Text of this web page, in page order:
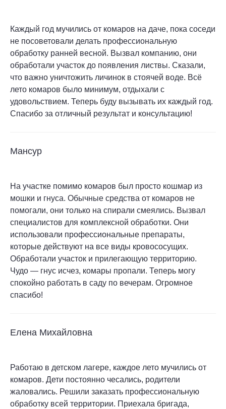
Каждый год мучились от комаров на даче, пока соседи
не посоветовали делать профессиональную
обработку ранней весной. Вызвал компанию, они
обработали участок до появления листвы. Сказали,
что важно уничтожить личинок в стоячей воде. Всё
лето комаров было минимум, отдыхали с
удовольствием. Теперь буду вызывать их каждый год.
Спасибо за отличный результат и консультацию!
Мансур
На участке помимо комаров был просто кошмар из
мошки и гнуса. Обычные средства от комаров не
помогали, они только на спирали смеялись. Вызвал
специалистов для комплексной обработки. Они
использовали профессиональные препараты,
которые действуют на все виды кровососущих.
Обработали участок и прилегающую территорию.
Чудо — гнус исчез, комары пропали. Теперь могу
спокойно работать в саду по вечерам. Огромное
спасибо!
Елена Михайловна
Работаю в детском лагере, каждое лето мучились от
комаров. Дети постоянно чесались, родители
жаловались. Решили заказать профессиональную
обработку всей территории. Приехала бригада,